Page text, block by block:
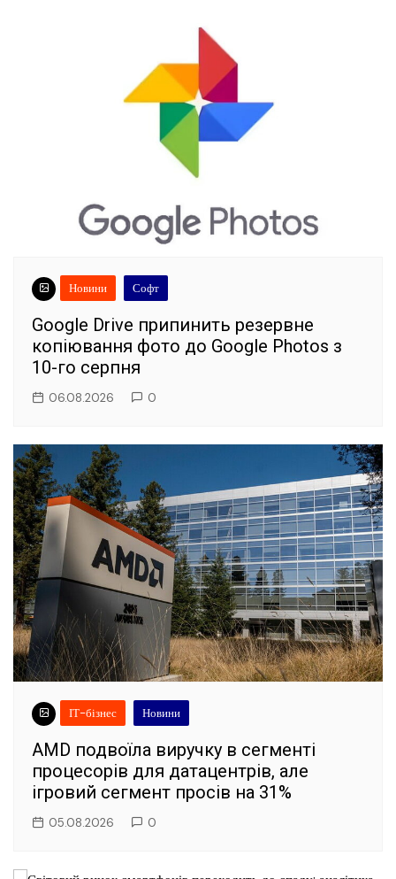
Новини Софт
Google Drive припинить резервне
копіювання фото до Google Photos з
10-го серпня
06.08.2026 0
ІТ-бізнес Новини
AMD подвоїла виручку в сегменті
процесорів для датацентрів, але
ігровий сегмент просів на 31%
05.08.2026 0